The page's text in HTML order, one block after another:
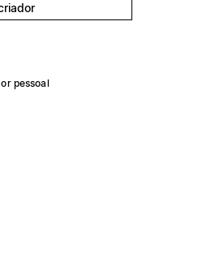
pessoal